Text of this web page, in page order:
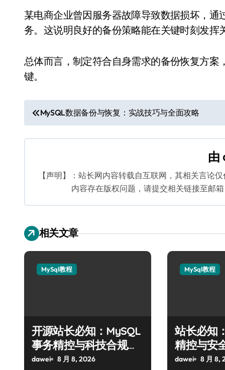
某电商企业曾因服务器故障导致数据损坏，
务。这说明良好的备份策略能在关键时刻发挥
总体而言，制定符合自身需求的备份恢复方
键。
文
章
MySQL数据备份与恢复：实战技巧与全面攻略
由
【声明】：站长网内容转载自互联网，其相关言论
内容存在版权问题，请提交相关链接至邮
相关文章
MySql教程
开源站长必知：MySQL
事务精控与科技合规风
控实战攻略
dawei 8 月 8, 2026
MySql教程
站长必知
精控与安
战攻略
dawei 8 月 8,